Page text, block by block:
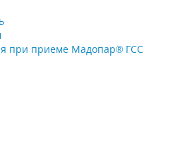
при приеме Мадопар® ГСС